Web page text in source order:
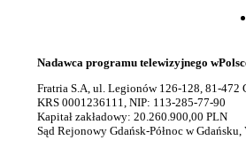
Nadawca programu telewizyjnego
Fratria S.A, ul. Legionów 126-128, 81-472
KRS 0001236111, NIP: 113-285-77-90
Kapitał zakładowy: 20.260.900,00 PLN
Sąd Rejonowy Gdańsk-Północ w